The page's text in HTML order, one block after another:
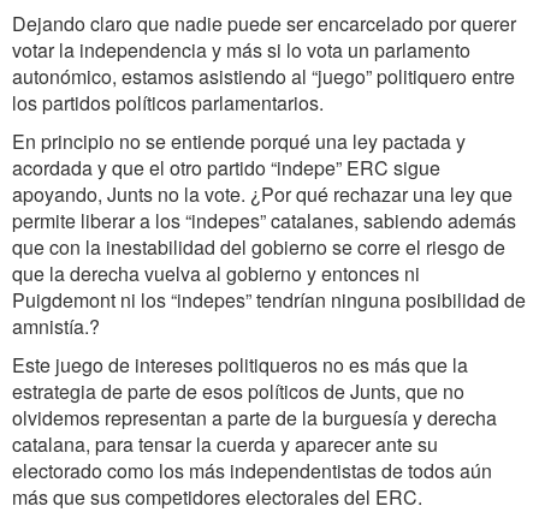
Dejando claro que nadie puede ser encarcelado por querer
votar la independencia y más si lo vota un parlamento
autonómico, estamos asistiendo al “juego” politiquero entre
los partidos políticos parlamentarios.
En principio no se entiende porqué una ley pactada y
acordada y que el otro partido “indepe” ERC sigue
apoyando, Junts no la vote. ¿Por qué rechazar una ley que
permite liberar a los “indepes” catalanes, sabiendo además
que con la inestabilidad del gobierno se corre el riesgo de
que la derecha vuelva al gobierno y entonces ni
Puigdemont ni los “indepes” tendrían ninguna posibilidad de
amnistía.?
Este juego de intereses politiqueros no es más que la
estrategia de parte de esos políticos de Junts, que no
olvidemos representan a parte de la burguesía y derecha
catalana, para tensar la cuerda y aparecer ante su
electorado como los más independentistas de todos aún
más que sus competidores electorales del ERC.